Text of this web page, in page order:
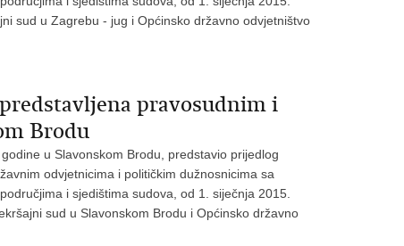
sud u Zagrebu - jug i Općinsko državno odvjetništvo
pravosudnim i
Brodu
u Slavonskom Brodu, predstavio prijedlog
odvjetnicima i političkim dužnosnicima sa
i sjedištima sudova, od 1. siječnja 2015.
sud u Slavonskom Brodu i Općinsko državno